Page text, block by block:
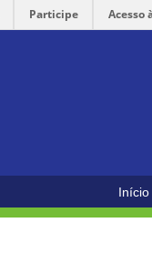
Participe Acesso
Início